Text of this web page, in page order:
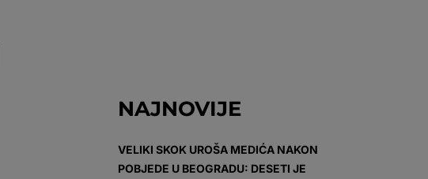
NAJNOVIJE
VELIKI SKOK UROŠA MEDIĆA NAKON
POBJEDE U BEOGRADU: DESETI JE